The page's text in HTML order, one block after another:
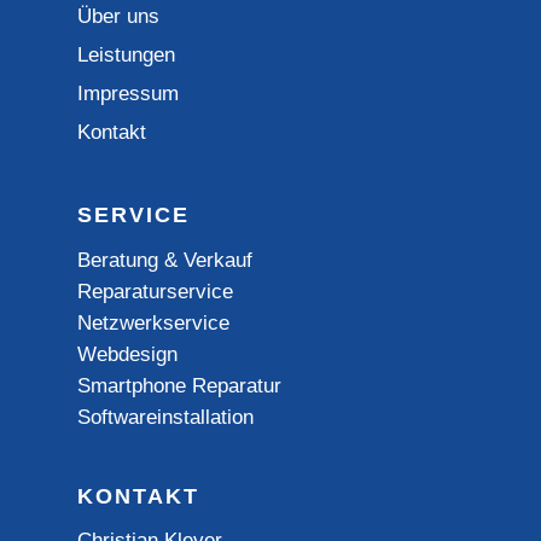
Über uns
Leistungen
Impressum
Kontakt
SERVICE
Beratung & Verkauf
Reparaturservice
Netzwerkservice
Webdesign
Smartphone Reparatur
Softwareinstallation
KONTAKT